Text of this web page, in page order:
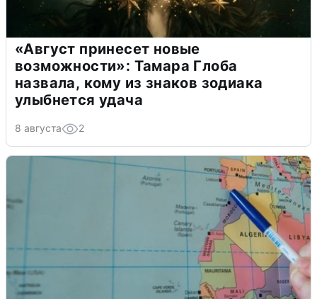
«Август принесет новые
возможности»: Тамара Глоба
назвала, кому из знаков зодиака
улыбнется удача
8 августа 2